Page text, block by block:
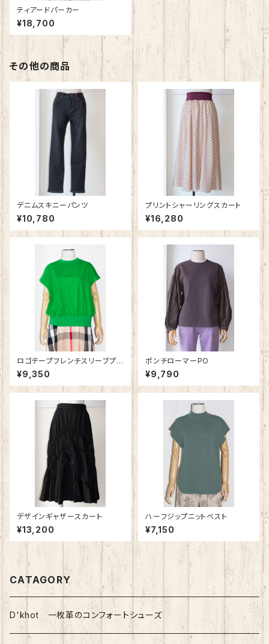
ティアードパーカー
¥18,700
その他の商品
デニムスキニーパンツ
¥10,780
プリントシャーリングスカート
¥16,280
ロゴテープフレンチスリーブプル
オーバー
¥9,350
ポンチローマーPO
¥9,790
デザインギャザースカート
¥13,200
ハーフジップニットベスト
¥7,150
CATAGORY
D'khot 一枚革のコンフォートシューズ